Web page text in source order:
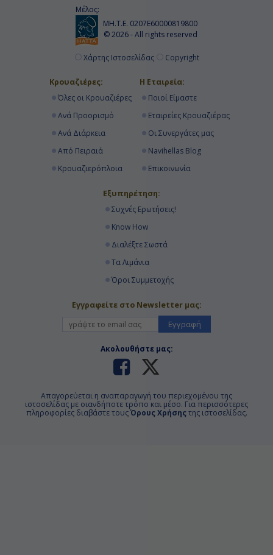
Μέλος:
ΜΗ.Τ.Ε. 0207Ε60000819800
© 2026 - All rights reserved
Χάρτης Ιστοσελίδας Copyright
Κρουαζιέρες:
Όλες οι Κρουαζιέρες
Ανά Προορισμό
Ανά Διάρκεια
Από Πειραιά
Κρουαζιερόπλοια
Η Εταιρεία:
Ποιοί Είμαστε
Εταιρείες Κρουαζιέρας
Οι Συνεργάτες μας
Navihellas Blog
Επικοινωνία
Εξυπηρέτηση:
Συχνές Ερωτήσεις!
Know How
Διαλέξτε Σωστά
Τα Λιμάνια
Όροι Συμμετοχής
Εγγραφείτε στο Newsletter μας:
Εγγραφή
Ακολουθήστε μας:
Απαγορεύεται η αναπαραγωγή του περιεχομένου της
ιστοσελίδας με οιανδήποτε τρόπο και μέσο. Για περισσότερες
πληροφορίες διαβάστε τουςΌρους Χρήσηςτης ιστοσελίδας.